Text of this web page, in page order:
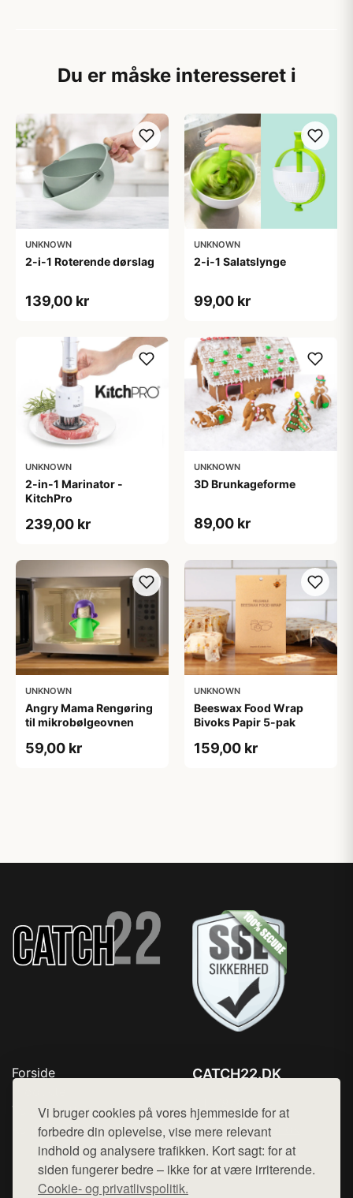
Vi bruger cookies på vores hjemmeside for at
forbedre din oplevelse, vise mere relevant
indhold og analysere trafikken. Kort sagt: for at
siden fungerer bedre – ikke for at være irriterende.
Cookie- og privatlivspolitik.
Du er måske interesseret i
UNKNOWN
2-i-1 Roterende dørslag
139,00 kr
UNKNOWN
2-i-1 Salatslynge
99,00 kr
UNKNOWN
2-in-1 Marinator -
KitchPro
239,00 kr
UNKNOWN
3D Brunkageforme
89,00 kr
UNKNOWN
Angry Mama Rengøring
til mikrobølgeovnen
59,00 kr
UNKNOWN
Beeswax Food Wrap
Bivoks Papir 5-pak
159,00 kr
Forside
Top Rabatter
Kontakt
CATCH22.DK
Mail: hej@want.dk
Cookie- og privatlivspolitik